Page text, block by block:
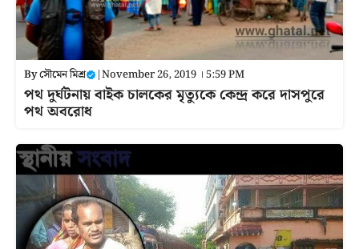
Byসৌমেন মিশ্র |November 26, 2019 । 5:59 PM
পথ দুর্ঘটনায় বাইক চালকের মৃত্যুকে কেন্দ্র করে দাসপুরে
পথ অবরোধ